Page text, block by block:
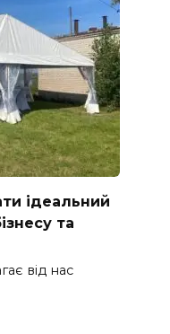
ідеальний
та
від нас